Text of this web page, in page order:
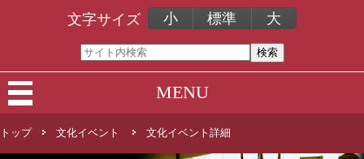
文字サイズ 小 標準 大
MENU
トップ 文化イベント 文化イベント詳細